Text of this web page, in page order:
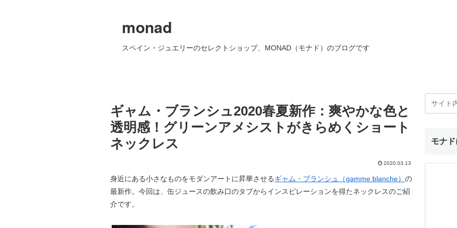
monad
スペイン・ジュエリーのセレクトショップ、MONAD（モナド）のブログです
ギャム・ブランシュ2020春夏新作：爽やかな色と
透明感！グリーンアメシストがきらめくショート
ネックレス
2020.03.13
身近にある小さなものをモダンアートに昇華させるギャム・ブランシュ（gamme blanche） の
最新作。今回は、缶ジュースの飲み口のタブからインスピレーションを得たネックレスのご紹
介です。
モナ